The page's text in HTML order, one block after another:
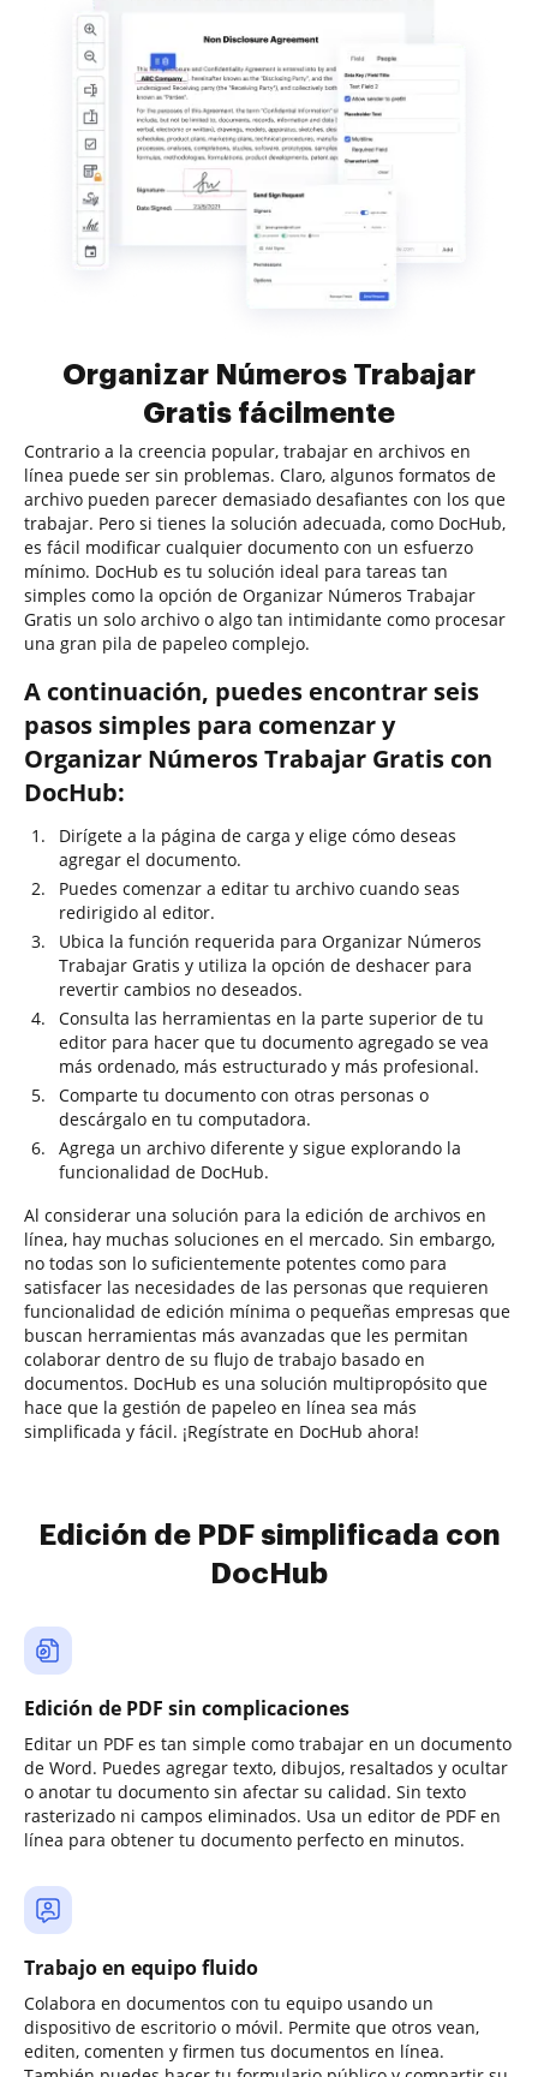
Organizar Números Trabajar
Gratis fácilmente
Contrario a la creencia popular, trabajar en archivos en
línea puede ser sin problemas. Claro, algunos formatos de
archivo pueden parecer demasiado desafiantes con los que
trabajar. Pero si tienes la solución adecuada, como DocHub,
es fácil modificar cualquier documento con un esfuerzo
mínimo. DocHub es tu solución ideal para tareas tan
simples como la opción de Organizar Números Trabajar
Gratis un solo archivo o algo tan intimidante como procesar
una gran pila de papeleo complejo.
A continuación, puedes encontrar seis
pasos simples para comenzar y
Organizar Números Trabajar Gratis con
DocHub:
Dirígete a la página de carga y elige cómo deseas
agregar el documento.
Puedes comenzar a editar tu archivo cuando seas
redirigido al editor.
Ubica la función requerida para Organizar Números
Trabajar Gratis y utiliza la opción de deshacer para
revertir cambios no deseados.
Consulta las herramientas en la parte superior de tu
editor para hacer que tu documento agregado se vea
más ordenado, más estructurado y más profesional.
Comparte tu documento con otras personas o
descárgalo en tu computadora.
Agrega un archivo diferente y sigue explorando la
funcionalidad de DocHub.
Al considerar una solución para la edición de archivos en
línea, hay muchas soluciones en el mercado. Sin embargo,
no todas son lo suficientemente potentes como para
satisfacer las necesidades de las personas que requieren
funcionalidad de edición mínima o pequeñas empresas que
buscan herramientas más avanzadas que les permitan
colaborar dentro de su flujo de trabajo basado en
documentos. DocHub es una solución multipropósito que
hace que la gestión de papeleo en línea sea más
simplificada y fácil. ¡Regístrate en DocHub ahora!
Edición de PDF simplificada con
DocHub
Edición de PDF sin complicaciones
Editar un PDF es tan simple como trabajar en un documento
de Word. Puedes agregar texto, dibujos, resaltados y ocultar
o anotar tu documento sin afectar su calidad. Sin texto
rasterizado ni campos eliminados. Usa un editor de PDF en
línea para obtener tu documento perfecto en minutos.
Trabajo en equipo fluido
Colabora en documentos con tu equipo usando un
dispositivo de escritorio o móvil. Permite que otros vean,
editen, comenten y firmen tus documentos en línea.